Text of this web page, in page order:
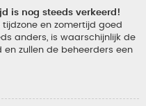
is nog steeds verkeerd!
en zomertijd goed
anders, is waarschijnlijk de
zullen de beheerders een